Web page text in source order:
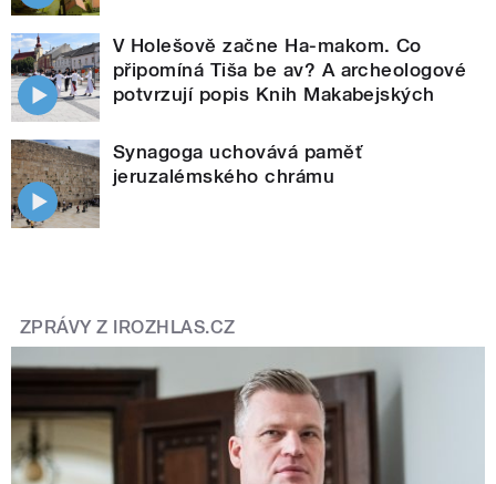
V Holešově začne Ha-makom. Co
připomíná Tiša be av? A archeologové
potvrzují popis Knih Makabejských
Synagoga uchovává paměť
jeruzalémského chrámu
ZPRÁVY Z IROZHLAS.CZ